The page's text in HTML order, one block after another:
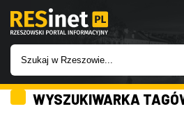
WIADOMOŚCI
WYSZUKIWARKA